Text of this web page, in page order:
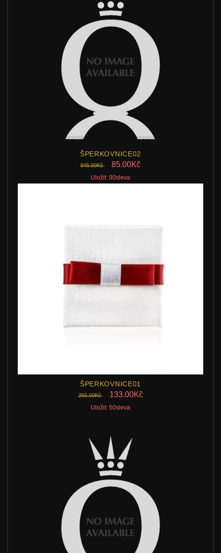
ŠPERKOVNICE02
845.00Kč 85.00Kč
Uložit: 90sleva
ŠPERKOVNICE01
265.00Kč 133.00Kč
Uložit: 50sleva